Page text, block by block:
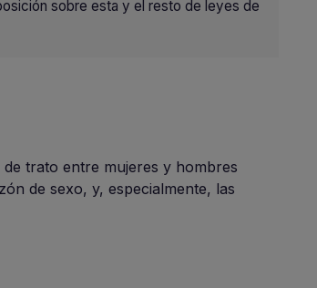
sobre esta y el resto de leyes de
trato entre mujeres y hombres
de sexo, y, especialmente, las